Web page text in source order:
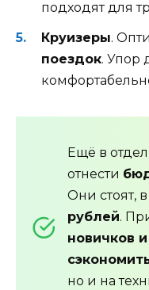
подходят для
Круизеры.
поездок. Упор
Ещё в
отнести
Они стоят,
рублей.
новичков
но и на